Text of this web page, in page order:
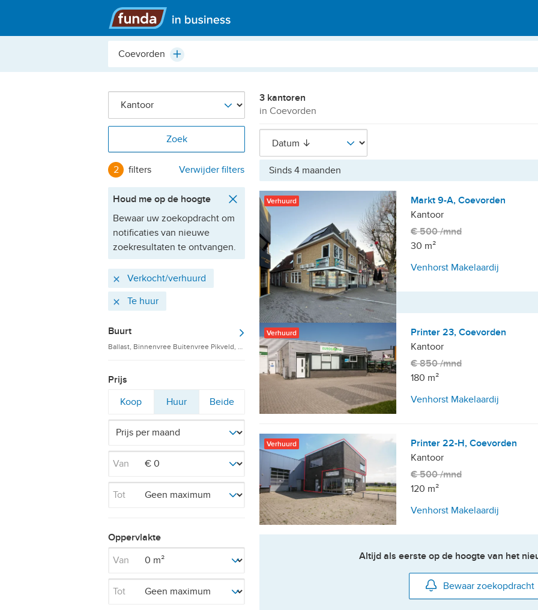
Hoofdmenu
Plaats,
etc.
Plus
Zoek
2 filters Verwijder filters
Houd me op de hoogte
Bewaar uw zoekopdracht om
notificaties van nieuwe
zoekresultaten te ontvangen.
Actieve
filters
Verwijder
Verkocht/verhuurd
Verwijder
Te huur
Buurt
Ballast, Binnenvree Buitenvree Pikveld, Coevorden-Centrum
Prijs
Filter
Koop
Filter
op
Huur
Filter
Beide
Van
Tot
Oppervlakte
Van
Tot
3 kantoren
in Coevorden
Sinds 4 maanden
Verhuurd
Markt 9-A, Coevorden
Kantoor
€ 500 /mnd
30 m²
Venhorst Makelaardij
Langer dan 6 maanden
Verhuurd
Printer 23, Coevorden
Kantoor
€ 850 /mnd
180 m²
Venhorst Makelaardij
Verhuurd
Printer 22-H, Coevorden
Kantoor
€ 500 /mnd
120 m²
Venhorst Makelaardij
Altijd als eerste op de hoogte van het
Bewaar zoekopdracht